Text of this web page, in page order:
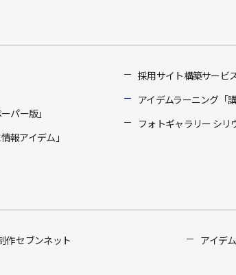
パー版」
報アイデム」
採用サイト構築サービ
アイデムラーニング「
フォトギャラリー シリ
作 セブンネット アイデ